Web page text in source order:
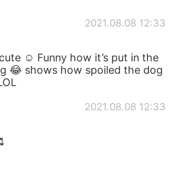
2021.08.08 12:33
☺️ Funny how it’s put in the
😂 shows how spoiled the dog
2021.08.08 12:33